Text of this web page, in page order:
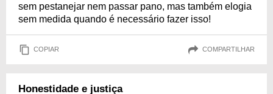
sem pestanejar nem passar pano, mas também elogia
sem medida quando é necessário fazer isso!
COPIAR COMPARTILHAR
Honestidade e justiça